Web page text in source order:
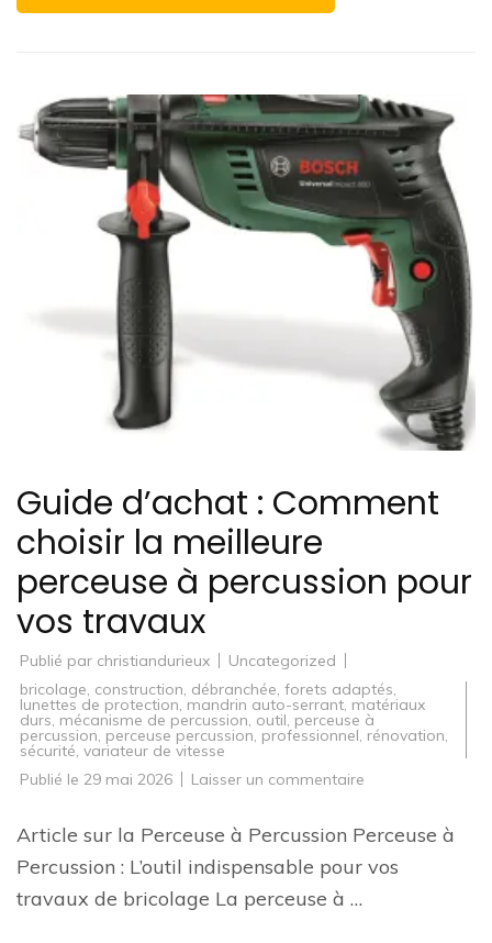
Guide d’achat : Comment
choisir la meilleure
perceuse à percussion pour
vos travaux
Publié par christiandurieux
Uncategorized
bricolage, construction, débranchée, forets adaptés,
lunettes de protection, mandrin auto-serrant, matériaux
durs, mécanisme de percussion, outil, perceuse à
percussion, perceuse percussion, professionnel, rénovation,
sécurité, variateur de vitesse
Publié le 29 mai 2026 Laisser un commentaire
Comment
la
Article sur la Perceuse à Percussion Perceuse à
Percussion : L’outil indispensable pour vos
travaux de bricolage La perceuse à …